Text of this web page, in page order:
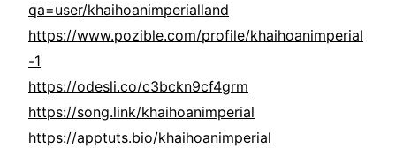
qa=user/khaihoanimperialland
https://www.pozible.com/profile/khaihoanimperial
-1
https://odesli.co/c3bckn9cf4grm
https://song.link/khaihoanimperial
https://apptuts.bio/khaihoanimperial